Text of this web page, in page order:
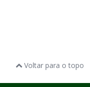
Voltar para o topo